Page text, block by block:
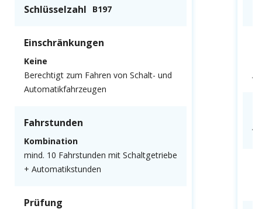
Schlüsselzahl B197
Einschränkungen
Keine
Berechtigt zum Fahren von Schalt- und
Automatikfahrzeugen
Fahrstunden
Kombination
mind. 10 Fahrstunden mit Schaltgetriebe
+ Automatikstunden
Prüfung